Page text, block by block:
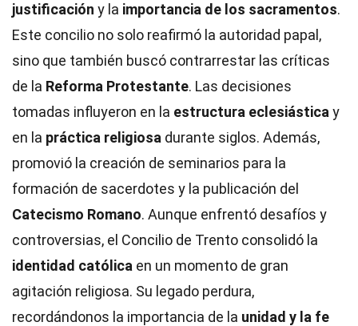
justificación y la importancia de los sacramentos.
Este concilio no solo reafirmó la autoridad papal,
sino que también buscó contrarrestar las críticas
de la Reforma Protestante. Las decisiones
tomadas influyeron en la estructura eclesiástica y
en la práctica religiosa durante siglos. Además,
promovió la creación de seminarios para la
formación de sacerdotes y la publicación del
Catecismo Romano. Aunque enfrentó desafíos y
controversias, el Concilio de Trento consolidó la
identidad católica en un momento de gran
agitación religiosa. Su legado perdura,
recordándonos la importancia de la unidad y la fe